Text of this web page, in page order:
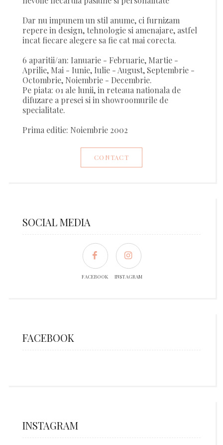
Dar nu impunem un stil anume, ci furnizam
repere in design, tehnologie si amenajare, astfel
incat fiecare alegere sa fie cat mai corecta.
6 aparitii/an: Ianuarie - Februarie, Martie -
Aprilie, Mai - Iunie, Iulie - August, Septembrie -
Octombrie, Noiembrie - Decembrie.
Pe piata: 01 ale lunii, in reteaua nationala de
difuzare a presei si in showroomurile de
specialitate.
Prima editie: Noiembrie 2002
CONTACT
SOCIAL MEDIA
FACEBOOK INSTAGRAM
FACEBOOK
INSTAGRAM